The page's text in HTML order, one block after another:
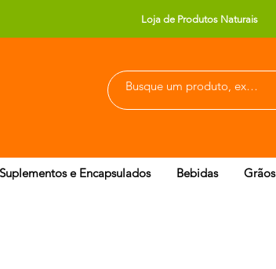
Loja de Produtos Naturais
Suplementos e Encapsulados Bebidas Grãos